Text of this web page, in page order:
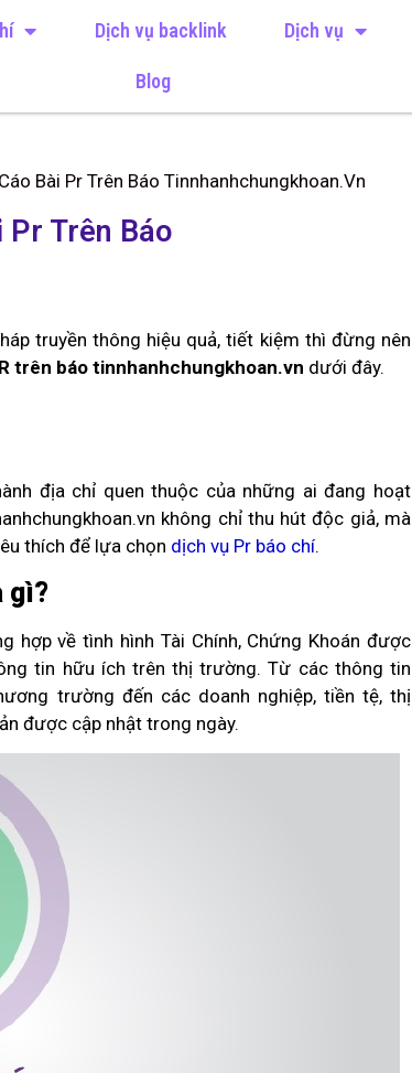
Dịch vụ backlink Dịch vụ
Blog
Bài Pr Trên Báo Tinnhanhchungkhoan.Vn
Pr Trên Báo
truyền thông hiệu quả, tiết kiệm thì đừng nên
trên báo tinnhanhchungkhoan.vn dưới đây.
địa chỉ quen thuộc của những ai đang hoạt
không chỉ thu hút độc giả, mà
thích để lựa chọn dịch vụ Pr báo chí.
gì?
hợp về tình hình Tài Chính, Chứng Khoán được
tin hữu ích trên thị trường. Từ các thông tin
trường đến các doanh nghiệp, tiền tệ, thị
được cập nhật trong ngày.